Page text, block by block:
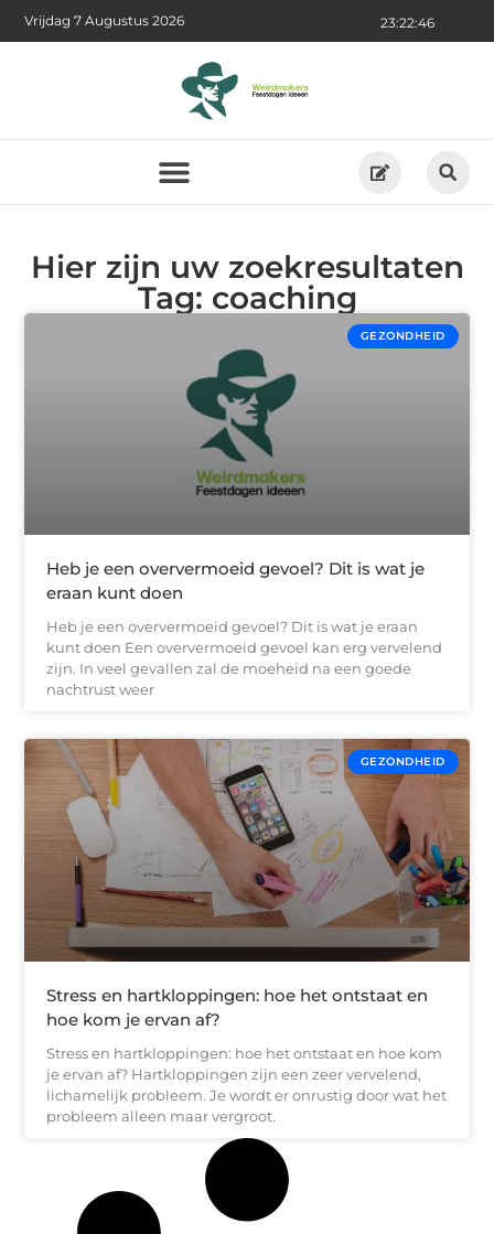
23:22:47
Vrijdag 7 Augustus 2026
Hier zijn uw zoekresultaten
Tag: coaching
GEZONDHEID
Heb je een oververmoeid gevoel? Dit is wat je
eraan kunt doen
Heb je een oververmoeid gevoel? Dit is wat je eraan
kunt doen Een oververmoeid gevoel kan erg vervelend
zijn. In veel gevallen zal de moeheid na een goede
nachtrust weer
GEZONDHEID
Stress en hartkloppingen: hoe het ontstaat en
hoe kom je ervan af?
Stress en hartkloppingen: hoe het ontstaat en hoe kom
je ervan af? Hartkloppingen zijn een zeer vervelend,
lichamelijk probleem. Je wordt er onrustig door wat het
probleem alleen maar vergroot.